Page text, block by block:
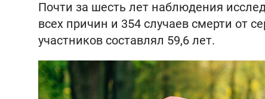
Почти за шесть лет наблюдения
всех причин и 354 случаев смерти от
участников составлял 59,6 лет.